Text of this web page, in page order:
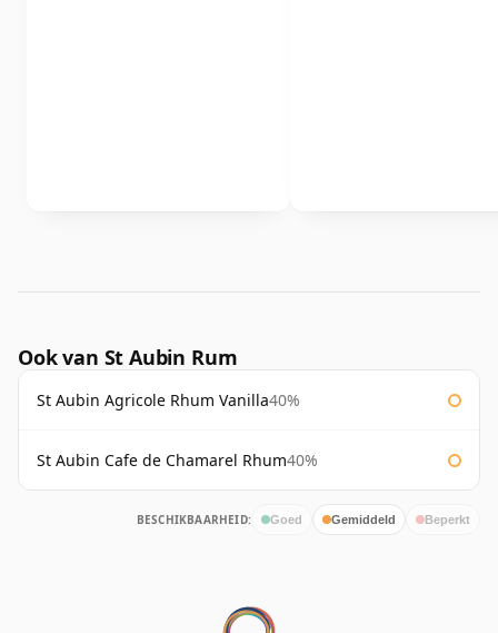
Ook van St Aubin Rum
St Aubin Agricole Rhum Vanilla40%
St Aubin Cafe de Chamarel Rhum40%
BESCHIKBAARHEID: Goed Gemiddeld Beperkt